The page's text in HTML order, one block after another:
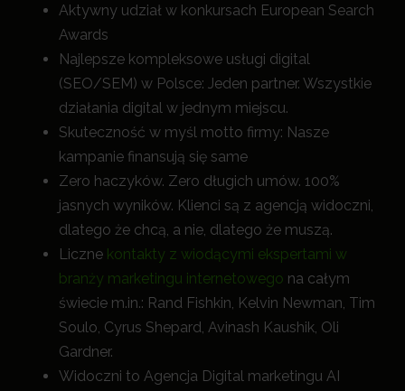
Aktywny udział w konkursach European Search
Awards
Najlepsze kompleksowe usługi digital
(SEO/SEM) w Polsce: Jeden partner. Wszystkie
działania digital w jednym miejscu.
Skuteczność w myśl motto firmy: Nasze
kampanie finansują się same
Zero haczyków. Zero długich umów. 100%
jasnych wyników. Klienci są z agencją widoczni,
dlatego że chcą, a nie, dlatego że muszą.
Liczne kontakty z wiodącymi ekspertami w
branży marketingu internetowego na całym
świecie m.in.: Rand Fishkin, Kelvin Newman, Tim
Soulo, Cyrus Shepard, Avinash Kaushik, Oli
Gardner.
Widoczni to Agencja Digital marketingu AI